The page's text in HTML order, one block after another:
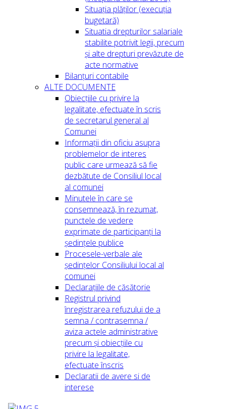
Situația plăților (execuția
bugetară)
Situatia drepturilor salariale
stabilite potrivit legii, precum
și alte drepturi prevăzute de
acte normative
Bilanțuri contabile
ALTE DOCUMENTE
Obiecțiile cu privire la
legalitate, efectuate în scris
de secretarul general al
Comunei
Informații din oficiu asupra
problemelor de interes
public care urmează să fie
dezbătute de Consiliul local
al comunei
Minutele în care se
consemnează, în rezumat,
punctele de vedere
exprimate de participanți la
ședințele publice
Procesele-verbale ale
ședințelor Consiliului local al
comunei
Declarațiile de căsătorie
Registrul privind
înregistrarea refuzului de a
semna / contrasemna /
aviza actele administrative
precum și obiecțiile cu
privire la legalitate,
efectuate înscris
Declaratii de avere si de
interese